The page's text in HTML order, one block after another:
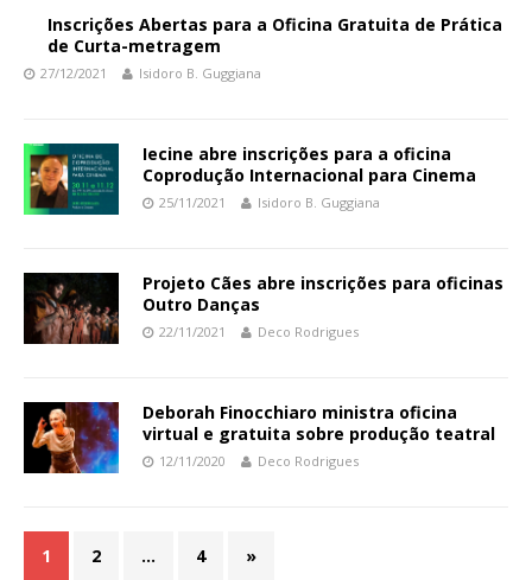
Inscrições Abertas para a Oficina Gratuita de Prática
de Curta-metragem
27/12/2021 Isidoro B. Guggiana
Iecine abre inscrições para a oficina
Coprodução Internacional para Cinema
25/11/2021 Isidoro B. Guggiana
Projeto Cães abre inscrições para oficinas
Outro Danças
22/11/2021 Deco Rodrigues
Deborah Finocchiaro ministra oficina
virtual e gratuita sobre produção teatral
12/11/2020 Deco Rodrigues
1 2 … 4 »